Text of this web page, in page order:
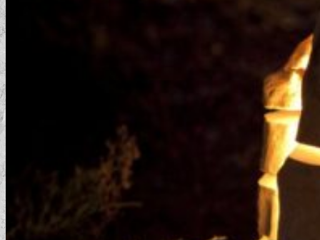
Žiadne produkty v košíku.